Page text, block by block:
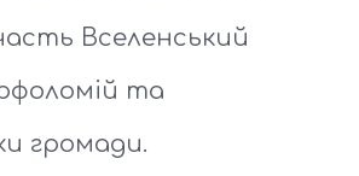
Вселенський
та
громади.